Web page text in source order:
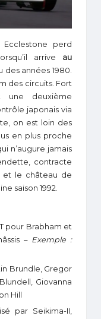
perd
arrive au
des années 1980.
des circuits. Fort
une deuxième
japonais via
on est loin des
en plus proche
n’augure jamais
contracte
et le château de
saison 1992.
pour Brabham et
– Exemple :
Brundle, Gregor
Giovanna
Hill
par Seikima-II,